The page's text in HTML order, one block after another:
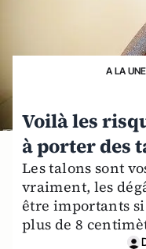
A LA UNE
Voilà les
à porter des
Les talons sont
vraiment, les
être importants
plus de 8